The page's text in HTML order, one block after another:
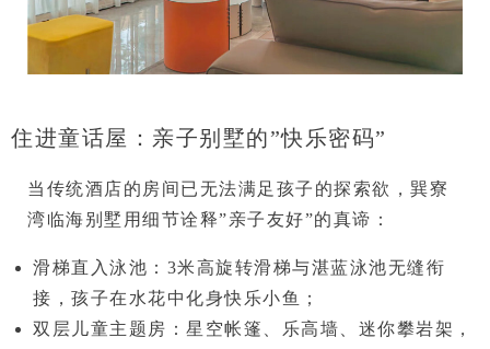
住进童话屋：亲子别墅的”快乐密码”
当传统酒店的房间已无法满足孩子的探索欲， 巽寮
湾临海别墅 用细节诠释”亲子友好”的真谛：
滑梯直入泳池 ：3米高旋转滑梯与湛蓝泳池无缝衔
接，孩子在水花中化身快乐小鱼；
双层儿童主题房 ：星空帐篷、乐高墙、迷你攀岩架，